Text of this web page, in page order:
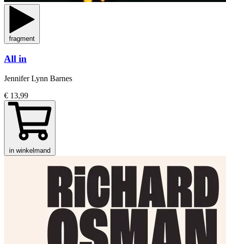
fragment
All in
Jennifer Lynn Barnes
€ 13,99
in winkelmand